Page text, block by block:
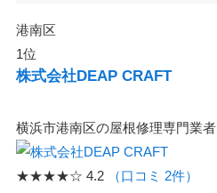
港南区
1位
株式会社DEAP CRAFT
横浜市港南区の屋根修理専門業者
★★★★☆ 4.2 （口コミ 2件）